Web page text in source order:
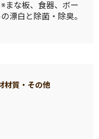
まな板、食器、ボー
漂白と除菌・除臭。
材質・その他